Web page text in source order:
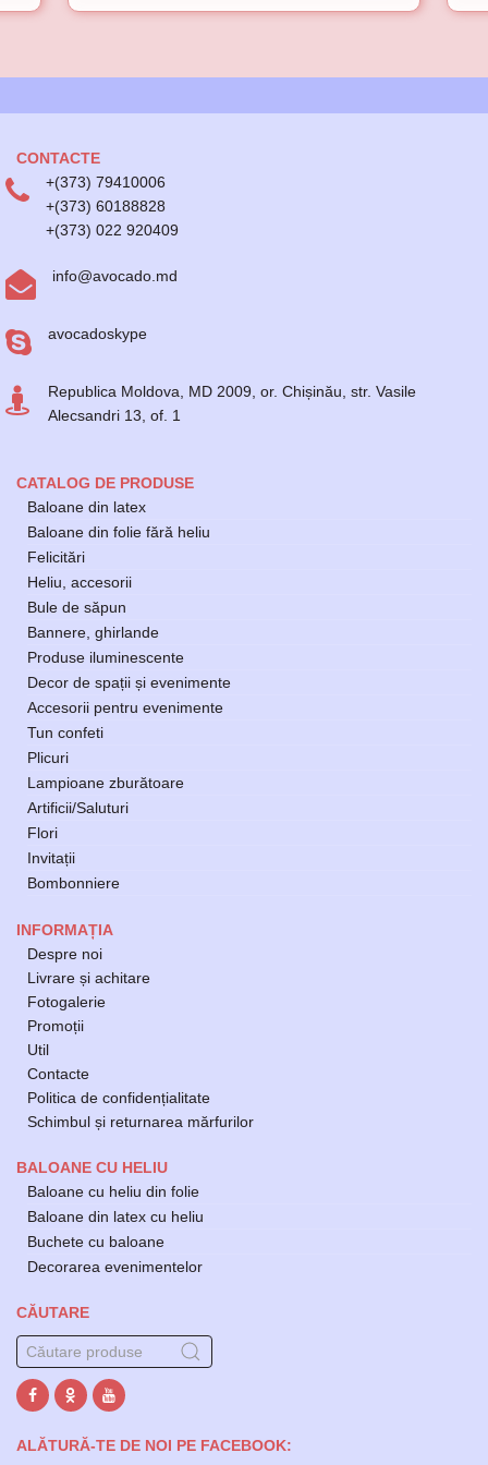
CONTACTE
+(373) 79410006
+(373) 60188828
+(373) 022 920409
info@avocado.md
avocadoskype
Republica Moldova, MD 2009, or. Chișinău, str. Vasile
Alecsandri 13, of. 1
CATALOG DE PRODUSE
Baloane din latex
Baloane din folie fără heliu
Felicitări
Heliu, accesorii
Bule de săpun
Bannere, ghirlande
Produse iluminescente
Decor de spații și evenimente
Accesorii pentru evenimente
Tun confeti
Plicuri
Lampioane zburătoare
Artificii/Saluturi
Flori
Invitații
Bombonniere
INFORMAȚIA
Despre noi
Livrare și achitare
Fotogalerie
Promoții
Util
Contacte
Politica de confidențialitate
Schimbul și returnarea mărfurilor
BALOANE CU HELIU
Baloane cu heliu din folie
Baloane din latex cu heliu
Buchete cu baloane
Decorarea evenimentelor
CĂUTARE
ALĂTURĂ-TE DE NOI PE FACEBOOK: